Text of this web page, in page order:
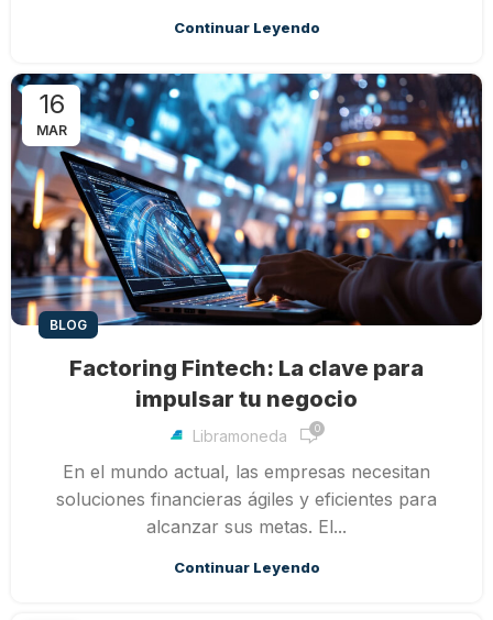
Continuar Leyendo
16
MAR
BLOG
Factoring Fintech: La clave para
impulsar tu negocio
Libramoneda 0
En el mundo actual, las empresas necesitan
soluciones financieras ágiles y eficientes para
alcanzar sus metas. El...
Continuar Leyendo